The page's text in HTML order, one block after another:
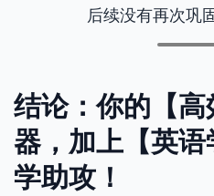
后续没有再次巩
结论：你的【
器，加上【英
学助攻！